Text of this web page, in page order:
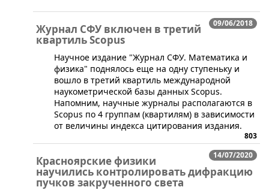
09/06/2018
Журнал СФУ включен в третий
квартиль Scopus
​Научное издание "Журнал СФУ. Математика и
физика" поднялось еще на одну ступеньку и
вошло в третий квартиль международной
наукометрической базы данных Scopus.
Напомним, научные журналы располагаются в
Scopus по 4 группам (квартилям) в зависимости
от величины индекса цитирования издания.
803
14/07/2020
Красноярские физики
научились контролировать дифракцию
пучков закрученного света